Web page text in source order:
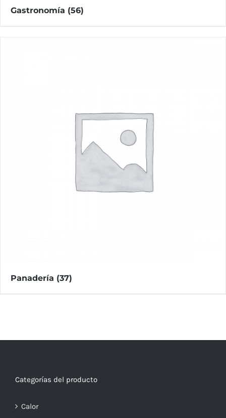
Gastronomía (56)
Panadería (37)
Categorías del producto
Calor